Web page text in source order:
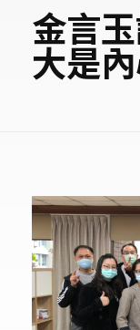
遇見好課程
金言
大是